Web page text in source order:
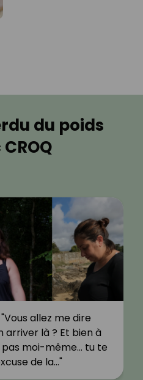
du poids
allez me dire
arriver là ? Et bien à
pas moi-même… tu te
de la…"